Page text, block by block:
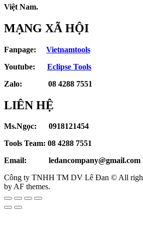
Việt Nam.
MẠNG XÃ HỘI
Fanpage: Vietnamtools
Youtube: Eclipse Tools
Zalo: 08
LIÊN HỆ
Ms.Ngọc: 0918121454
Tools Team: 08 4288 7551
Email: ledancompany@gmail.com
Công ty TNHH TM DV Lê Đan © All
by AF themes.